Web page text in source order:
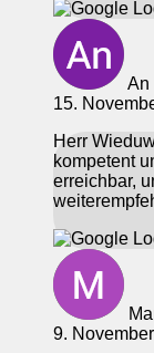
An
15.
Herr
kompetent
erreichbar,
9.